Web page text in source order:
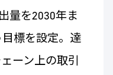
量を2030年ま
標を設定。達
ーン上の取引